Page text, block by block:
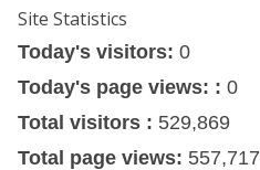
Site Statistics
Today's visitors: 0
Today's page views: : 0
Total visitors : 529,869
Total page views: 557,717